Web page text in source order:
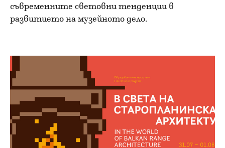
съвременните световни тенденции в
развитието на музейното дело.